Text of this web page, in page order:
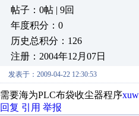
帖子：0帖 | 9回
年度积分：0
历史总积分：126
注册：2004年12月07日
发表于：2009-04-22 12:30:53
需要海为PLC布袋收尘器程序
回复 引用 举报